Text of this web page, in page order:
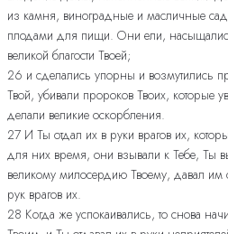
из камня, виноградные и масличные
плодами для пищи. Они ели,
великой благости Твоей;
26 и сделались упорны и возмутились
Твой, убивали пророков Твоих, которые
делали великие оскорбления.
27 И Ты отдал их в руки врагов их,
для них время, они взывали к Тебе, Ты
великому милосердию Твоему, давал им
рук врагов их.
28 Когда же успокаивались, то снова